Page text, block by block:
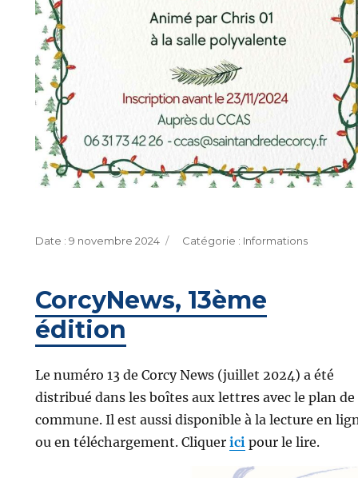
Publié
9 novembre 2024 Catégories
Informations
CorcyNews, 13ème
édition
Le numéro 13 de Corcy News (juillet 2024) a été
distribué dans les boîtes aux lettres avec le plan de
commune. Il est aussi disponible à la lecture en
ou en téléchargement. Cliquer ici pour le lire.